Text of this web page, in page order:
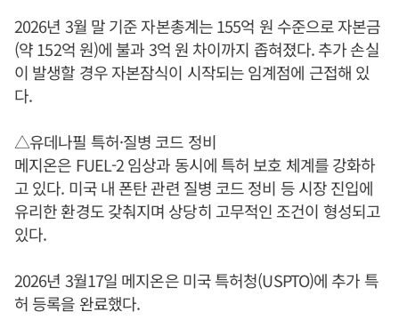
2026년 3월 말 기준 자본총계는 155억 원 수준으로 자본금
(약 152억 원)에 불과 3억 원 차이까지 좁혀졌다. 추가 손실
이 발생할 경우 자본잠식이 시작되는 임계점에 근접해 있
다.
△유데나필 특허·질병 코드 정비
메지온은 FUEL-2 임상과 동시에 특허 보호 체계를 강화하
고 있다. 미국 내 폰탄 관련 질병 코드 정비 등 시장 진입에
유리한 환경도 갖춰지며 상당히 고무적인 조건이 형성되고
있다.
2026년 3월17일 메지온은 미국 특허청(USPTO)에 추가 특
허 등록을 완료했다.